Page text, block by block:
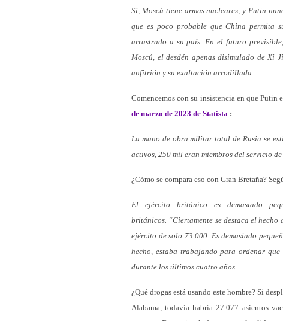
Sí, Moscú tiene armas nucleares, y Putin
que es poco probable que China permita
arrastrado a su país. En el futuro
Moscú, el desdén apenas disimulado de Xi
anfitrión y su exaltación arrodillada.
Comencemos con su insistencia en que Putin
de marzo de 2023 de Statista :
La mano de obra militar total de Rusia se
activos, 250 mil eran miembros del servicio
¿Cómo se compara eso con Gran Bretaña?
El ejército británico es demasiado
británicos. “Ciertamente se destaca el
ejército de solo 73.000. Es demasiado
hecho, estaba trabajando para ordenar
durante los últimos cuatro años.
¿Qué drogas está usando este hombre? Si
Alabama, todavía habría 27.077 asientos